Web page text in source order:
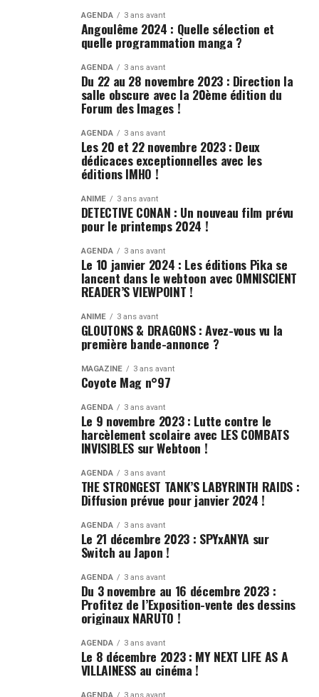
AGENDA 3 ans avant
Angoulême 2024 : Quelle sélection et
quelle programmation manga ?
AGENDA 3 ans avant
Du 22 au 28 novembre 2023 : Direction la
salle obscure avec la 20ème édition du
Forum des Images !
AGENDA 3 ans avant
Les 20 et 22 novembre 2023 : Deux
dédicaces exceptionnelles avec les
éditions IMHO !
ANIME 3 ans avant
DETECTIVE CONAN : Un nouveau film prévu
pour le printemps 2024 !
AGENDA 3 ans avant
Le 10 janvier 2024 : Les éditions Pika se
lancent dans le webtoon avec OMNISCIENT
READER’S VIEWPOINT !
ANIME 3 ans avant
GLOUTONS & DRAGONS : Avez-vous vu la
première bande-annonce ?
MAGAZINE 3 ans avant
Coyote Mag n°97
AGENDA 3 ans avant
Le 9 novembre 2023 : Lutte contre le
harcèlement scolaire avec LES COMBATS
INVISIBLES sur Webtoon !
AGENDA 3 ans avant
THE STRONGEST TANK’S LABYRINTH RAIDS :
Diffusion prévue pour janvier 2024 !
AGENDA 3 ans avant
Le 21 décembre 2023 : SPYxANYA sur
Switch au Japon !
AGENDA 3 ans avant
Du 3 novembre au 16 décembre 2023 :
Profitez de l’Exposition-vente des dessins
originaux NARUTO !
AGENDA 3 ans avant
Le 8 décembre 2023 : MY NEXT LIFE AS A
VILLAINESS au cinéma !